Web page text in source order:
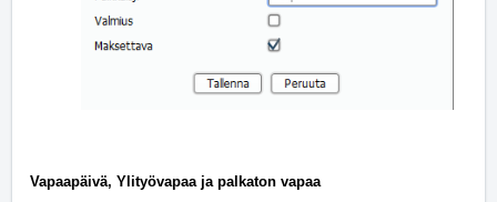
Vapaapäivä, Ylityövapaa ja palkaton vapaa